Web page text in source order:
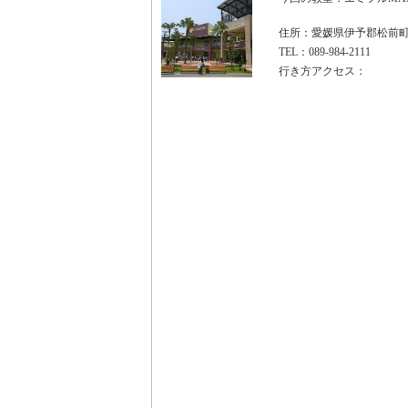
住所：愛媛県伊予郡松前
TEL：089-984-2111
行き方アクセス：